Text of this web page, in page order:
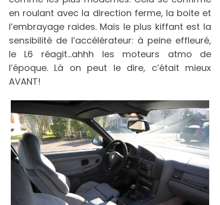
en roulant avec la direction ferme, la boite et
l’embrayage raides. Mais le plus kiffant est la
sensibilité de l’accélérateur: à peine effleuré,
le L6 réagit…ahhh les moteurs atmo de
l’époque. Là on peut le dire, c’était mieux
AVANT!